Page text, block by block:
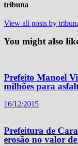
tribuna
View all posts by
You might also
Prefeito Manoel
milhões para
16/12/2015
Prefeitura de
erosão no valor